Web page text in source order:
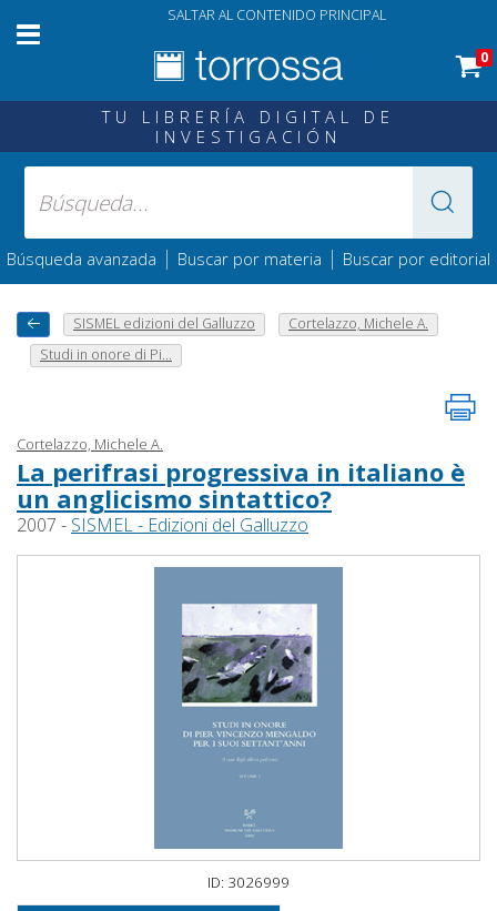
SALTAR AL CONTENIDO PRINCIPAL
0
TU LIBRERÍA DIGITAL DE
INVESTIGACIÓN
Búsqueda avanzada | Buscar por materia | Buscar por editorial
SISMEL edizioni del Galluzzo
Cortelazzo, Michele A.
Studi in onore di Pi...
Cortelazzo, Michele A.
La perifrasi progressiva in italiano è
un anglicismo sintattico?
2007 - SISMEL - Edizioni del Galluzzo
ID: 3026999